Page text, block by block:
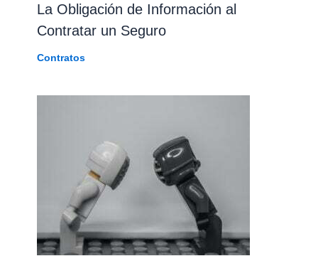
La Obligación de Información al
Contratar un Seguro
Contratos